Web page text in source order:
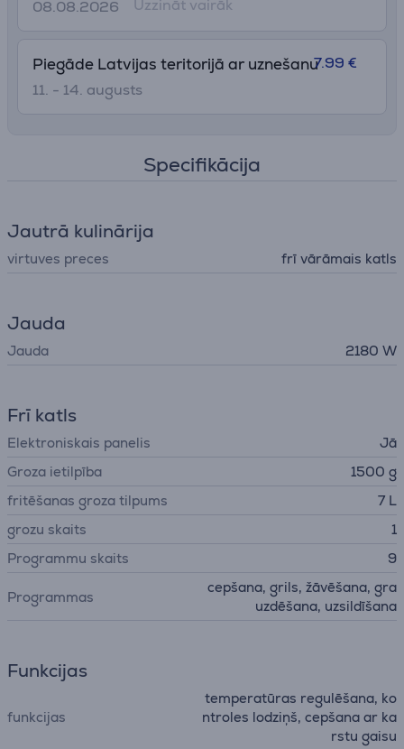
08.08.2026
Uzzināt vairāk
Piegāde Latvijas teritorijā ar uznešanu
11. - 14. augusts
7.99 €
Specifikācija
Jautrā kulinārija
virtuves preces frī vārāmais katls
Jauda
Jauda 2180 W
Frī katls
Elektroniskais panelis
Jā
Groza ietilpība
1500 g
fritēšanas groza tilpums
7 L
grozu skaits
1
Programmu skaits
9
Programmas
cepšana, grils, žāvēšana, gra
uzdēšana, uzsildīšana
Funkcijas
funkcijas
temperatūras regulēšana, ko
ntroles lodziņš, cepšana ar ka
rstu gaisu